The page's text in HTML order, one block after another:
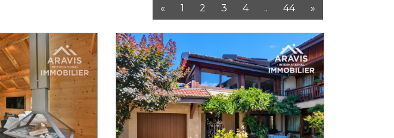
« 1 2 3 4 .. 44 »